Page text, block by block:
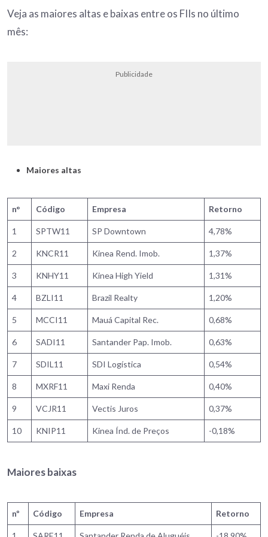
Veja as maiores altas e baixas entre os FIIs no último
mês:
Publicidade
Maiores altas
n° Código Empresa Retorno
1 SPTW11 SP Downtown 4,78%
2 KNCR11 Kinea Rend. Imob. 1,37%
3 KNHY11 Kinea High Yield 1,31%
4 BZLI11 Brazil Realty 1,20%
5 MCCI11 Mauá Capital Rec. 0,68%
6 SADI11 Santander Pap. Imob. 0,63%
7 SDIL11 SDI Logística 0,54%
8 MXRF11 Maxi Renda 0,40%
9 VCJR11 Vectis Juros 0,37%
10 KNIP11 Kinea Índ. de Preços -0,18%
Maiores baixas
nº Código Empresa Retorno